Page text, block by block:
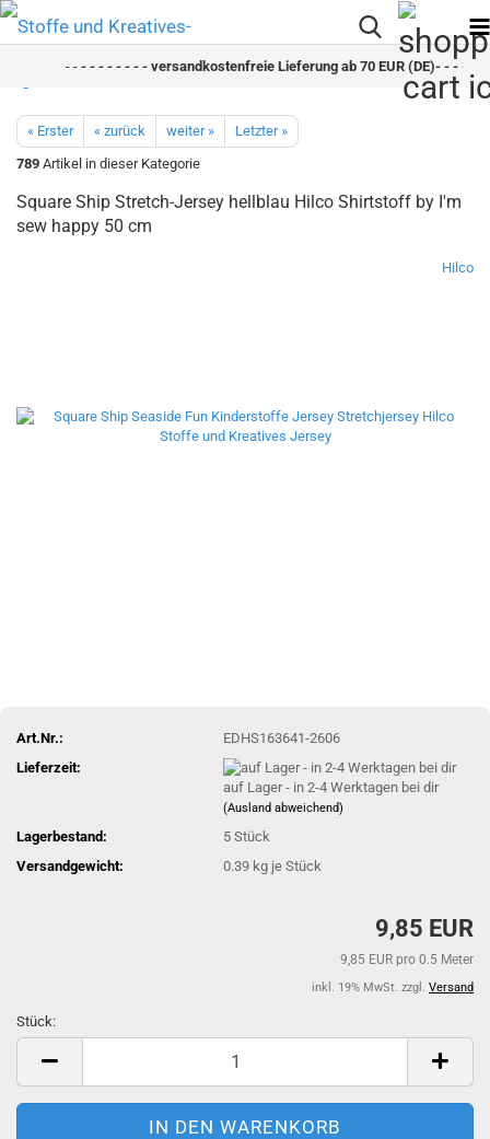
- - - - - - - - versandkostenfreie Lieferung ab 70 EUR (DE)- - - - - -
« Erster « zurück weiter »
Letzter »
789 Artikel in dieser Kategorie
Square Ship Stretch-Jersey hellblau Hilco Shirtstoff by I'm
sew happy 50 cm
Hilco
Art.Nr.:
EDHS163641-2606
Lieferzeit:
auf Lager - in 2-4 Werktagen bei dir
(Ausland abweichend)
Lagerbestand: 5Stück
Versandgewicht:
0.39 kg je Stück
9,85 EUR
9,85 EUR pro 0.5 Meter
inkl. 19% MwSt. zzgl. Versand
Stück:
Stück